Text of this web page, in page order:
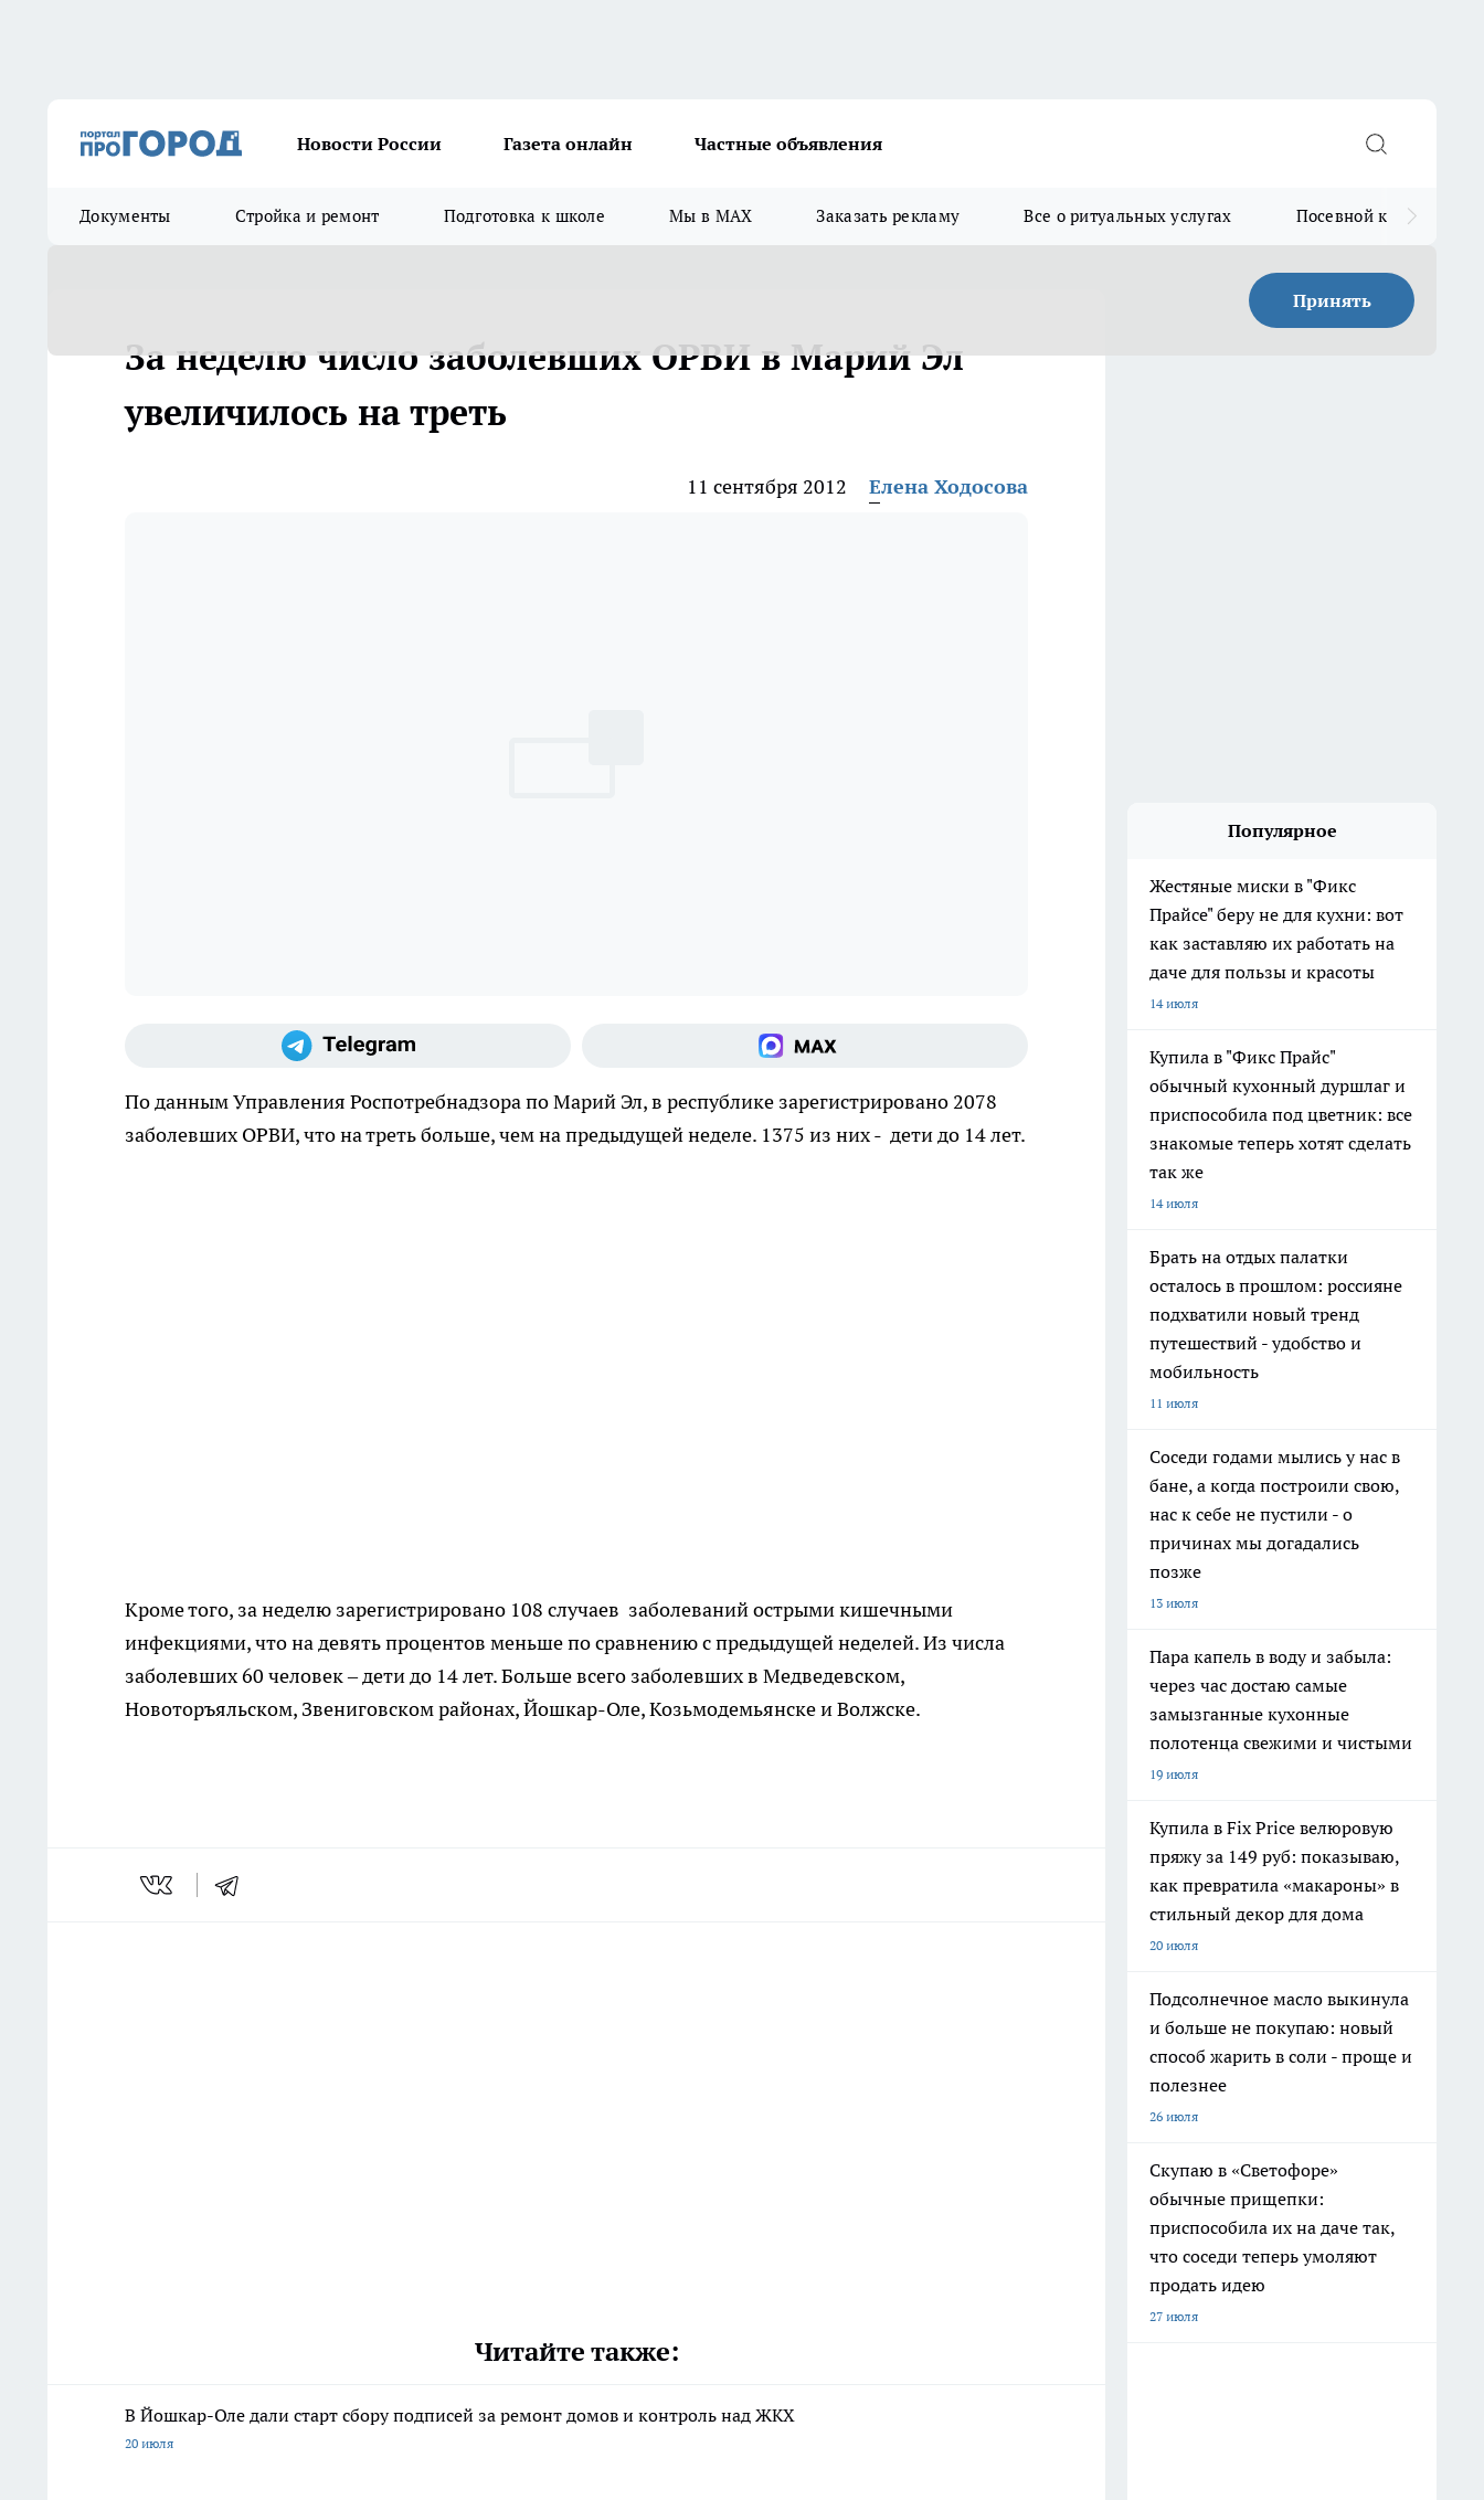
Новости России Газета онлайн Частные объявления
Документы Стройка и ремонт Подготовка к школе Мы в MAX Заказать рекламу Все о ритуальных услугах Посевной календарь
Принять
За неделю число заболевших ОРВИ в Марий Эл
увеличилось на треть
11 сентября 2012 Елена Ходосова
По данным Управления Роспотребнадзора по Марий Эл, в республике зарегистрировано 2078
заболевших ОРВИ, что на треть больше, чем на предыдущей неделе. 1375 из них - дети до 14 лет.
Кроме того, за неделю зарегистрировано 108 случаев заболеваний острыми кишечными
инфекциями, что на девять процентов меньше по сравнению с предыдущей неделей. Из числа
заболевших 60 человек – дети до 14 лет. Больше всего заболевших в Медведевском,
Новоторъяльском, Звениговском районах, Йошкар-Оле, Козьмодемьянске и Волжске.
Читайте также:
В Йошкар-Оле дали старт сбору подписей за ремонт домов и контроль над ЖКХ
20 июля
Популярное
Жестяные миски в "Фикс
Прайсе" беру не для кухни: вот
как заставляю их работать на
даче для пользы и красоты
14 июля
Купила в "Фикс Прайс"
обычный кухонный дуршлаг и
приспособила под цветник: все
знакомые теперь хотят сделать
так же
14 июля
Брать на отдых палатки
осталось в прошлом: россияне
подхватили новый тренд
путешествий - удобство и
мобильность
11 июля
Соседи годами мылись у нас в
бане, а когда построили свою,
нас к себе не пустили - о
причинах мы догадались
позже
13 июля
Пара капель в воду и забыла:
через час достаю самые
замызганные кухонные
полотенца свежими и чистыми
19 июля
Купила в Fix Price велюровую
пряжу за 149 руб: показываю,
как превратила «макароны» в
стильный декор для дома
20 июля
Подсолнечное масло выкинула
и больше не покупаю: новый
способ жарить в соли - проще и
полезнее
26 июля
Скупаю в «Светофоре»
обычные прищепки:
приспособила их на даче так,
что соседи теперь умоляют
продать идею
27 июля